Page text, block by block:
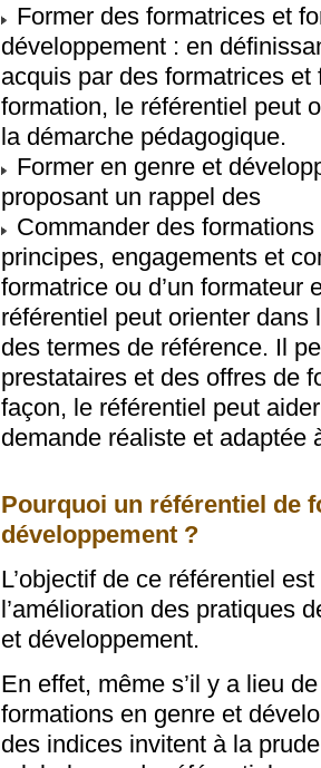
Former des formatrices et
développement : en
acquis par des formatrices et
formation, le référentiel peut
la démarche pédagogique.
Former en genre et
proposant un rappel des
Commander des
principes, engagements et
formatrice ou d’un formateur
référentiel peut orienter dans
des termes de référence. Il
prestataires et des offres de
façon, le référentiel peut
demande réaliste et adaptée
Pourquoi un référentiel de
développement ?
L’objectif de ce référentiel
l’amélioration des pratiques
et développement.
En effet, même s’il y a lieu
formations en genre et
des indices invitent à la